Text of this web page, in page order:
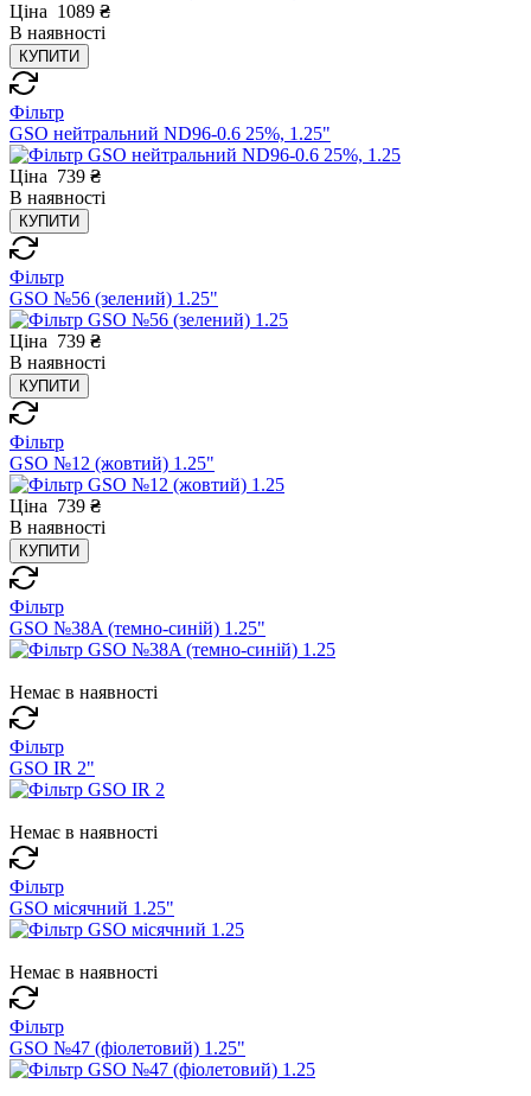
Ціна 1089 ₴
В наявності
КУПИТИ
Фільтр
GSO нейтральний ND96-0.6 25%, 1.25"
Ціна 739 ₴
В наявності
КУПИТИ
Фільтр
GSO №56 (зелений) 1.25"
Ціна 739 ₴
В наявності
КУПИТИ
Фільтр
GSO №12 (жовтий) 1.25"
Ціна 739 ₴
В наявності
КУПИТИ
Фільтр
GSO №38A (темно-синій) 1.25"
Немає в наявності
Фільтр
GSO IR 2"
Немає в наявності
Фільтр
GSO місячний 1.25"
Немає в наявності
Фільтр
GSO №47 (фіолетовий) 1.25"